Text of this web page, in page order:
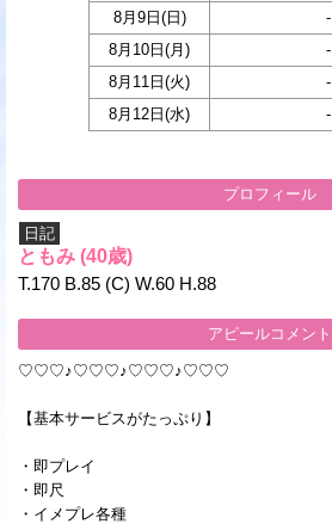
8月9日(日 )
-
8月10日( 月 )
-
8月11日(火)
-
8月12日(水) -
プロフィール
日記
ともみ (40歳)
T.170 B.85 (C) W.60 H.88
アピールコメント
♡♡♡♪♡♡♡♪♡♡♡♪♡♡♡
【基本サービスがたっぷり】
・即プレイ
・即尺
・イメプレ各種